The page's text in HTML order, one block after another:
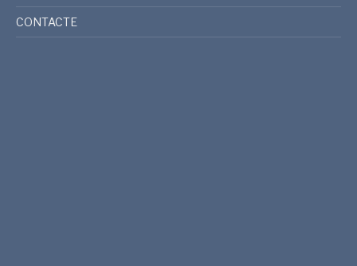
CONTACTE